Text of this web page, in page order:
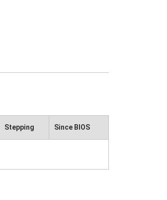
Stepping Since BIOS